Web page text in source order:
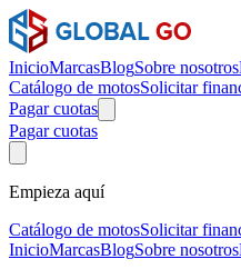
InicioMarcasBlogSobre nosotros
Catálogo de motosSolicitar
Pagar cuotas
Pagar cuotas
Empieza aquí
Catálogo de motosSolicitar
InicioMarcasBlogSobre nosotros